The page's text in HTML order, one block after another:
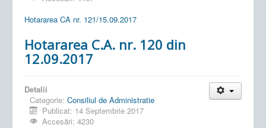
Hotararea CA nr. 121/15.09.2017
Hotararea C.A. nr. 120 din
12.09.2017
Detalii
Categorie: Consiliul de Administratie
Publicat: 14 Septembrie 2017
Accesări: 4230